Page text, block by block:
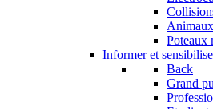
Poteaux
Informer et
Back
Grand